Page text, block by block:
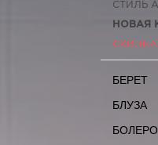
СТИЛЬ
НОВАЯ
СКИДКА
БЕРЕТ
БЛУЗА
БОЛЕРО